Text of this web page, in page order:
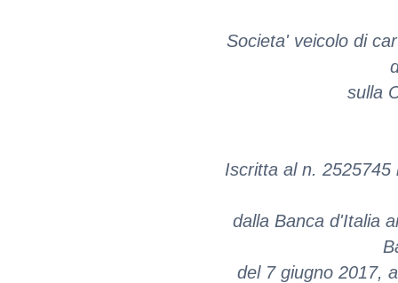
Societa' veicolo di
sulla
Iscritta al n. 2525745
dalla Banca d'Italia
del 7 giugno 2017,